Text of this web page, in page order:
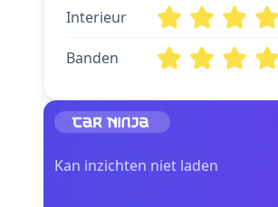
Interieur
Banden
Kan inzichten niet laden